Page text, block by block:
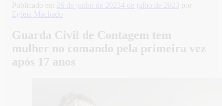
Publicado em 26 de junho de 20234 de julho de 2023 por
Egleia Machado
Guarda Civil de Contagem tem
mulher no comando pela primeira vez
após 17 anos